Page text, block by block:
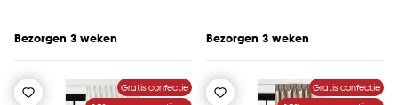
Bezorgen 3 weken Bezorgen 3 weken
Gratis confectie
Gratis confectie